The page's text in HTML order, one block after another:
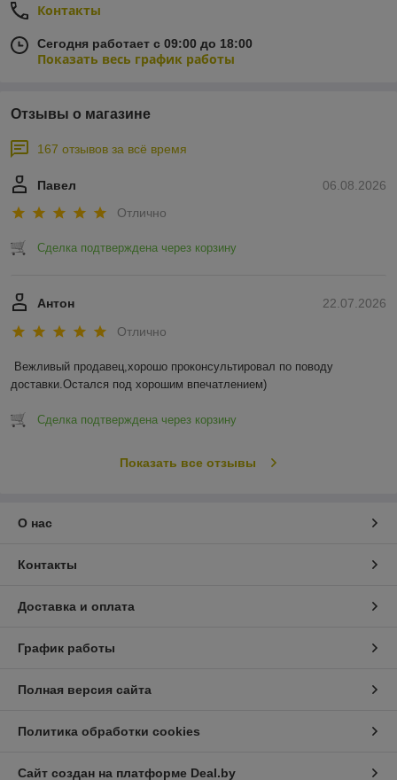
Контакты
Сегодня работает с 09:00 до 18:00
Показать весь график работы
Отзывы о магазине
167 отзывов за всё время
06.08.2026
Павел
Отлично
Сделка подтверждена через корзину
22.07.2026
Антон
Отлично
Вежливый продавец,хорошо проконсультировал по поводу
доставки.Остался под хорошим впечатлением)
Сделка подтверждена через корзину
Показать все отзывы
О нас
Контакты
Доставка и оплата
График работы
Полная версия сайта
Политика обработки cookies
Сайт создан на платформе Deal.by